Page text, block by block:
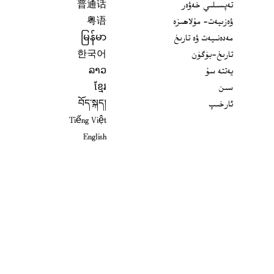
تەپسىلىي خەۋەر
ۋەزىيەت- مۇلاھىزە
مەدەنىيەت ۋە تارىخ
تارىخ-بۈگۈن
يەتتە سۇ
سىن
ئارخىپ
普通话
粤语
မြန်မာ
한국어
ລາວ
ខ្មែរ
བོད་སྐད།
Tiếng Việt
English